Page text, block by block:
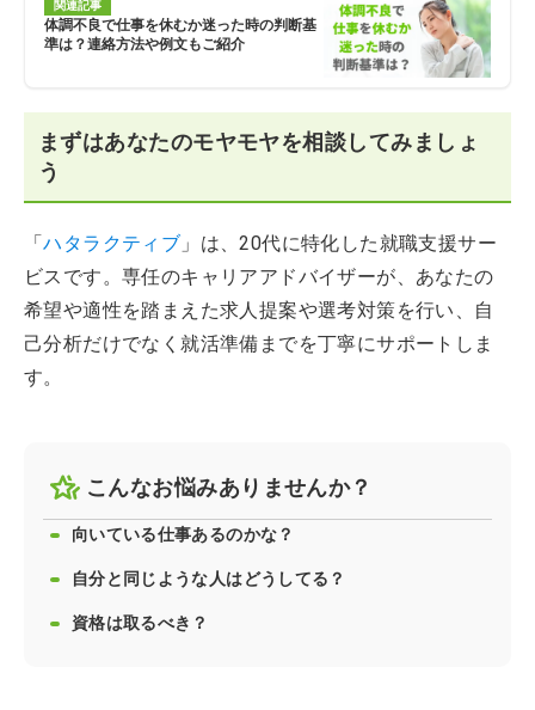
関連記事
体調不良で仕事を休むか迷った時の判断基
準は？連絡方法や例文もご紹介
まずはあなたのモヤモヤを相談してみましょ
う
「ハタラクティブ 」は、20代に特化した就職支援サー
ビスです。専任のキャリアアドバイザーが、あなたの
希望や適性を踏まえた求人提案や選考対策を行い、自
己分析だけでなく就活準備までを丁寧にサポートしま
す。
こんなお悩みありませんか？
向いている仕事あるのかな？
自分と同じような人はどうしてる？
資格は取るべき？